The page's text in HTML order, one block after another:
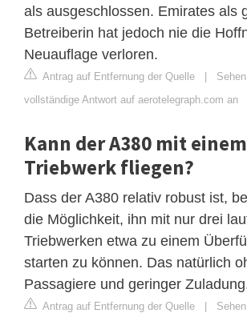
als ausgeschlossen. Emirates als
Betreiberin hat jedoch nie die
Neuauflage verloren.
Antrag auf Entfernung der Quelle |
vollständige Antwort auf aerotelegraph.com an
Kann der A380 mit einem
Triebwerk fliegen?
Dass der A380 relativ robust ist,
die Möglichkeit, ihn mit nur drei
Triebwerken etwa zu einem
starten zu können. Das natürlich
Passagiere und geringer
Antrag auf Entfernung der Quelle |